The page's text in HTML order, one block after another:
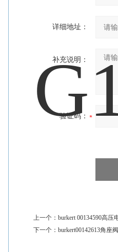
详细地址：
补充说明：
验证码：
上一个： burkert 00134590高压
下一个： burkert00142613角座